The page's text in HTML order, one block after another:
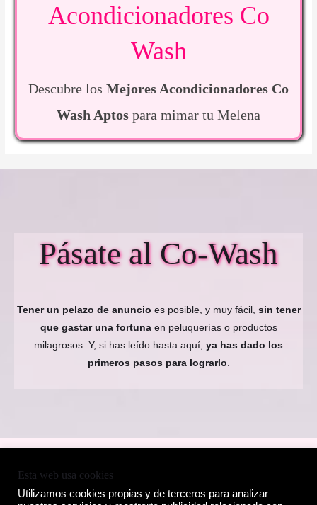
Acondicionadores Co
Wash
Descubre los Mejores Acondicionadores Co
Wash Aptos para mimar tu Melena
Pásate al Co-Wash
Tener un pelazo de anuncio es posible, y muy fácil, sin tener
que gastar una fortunaen peluquerías o productos
milagrosos. Y, si has leído hasta aquí, ya has dado los
primeros pasos para lograrlo.
Esta web usa cookies
Utilizamos cookies propias y de terceros para analizar